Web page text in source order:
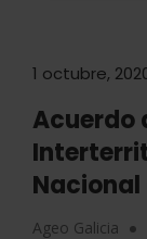
1 octubre,
Acuerdo
Nacional
Ageo Galicia